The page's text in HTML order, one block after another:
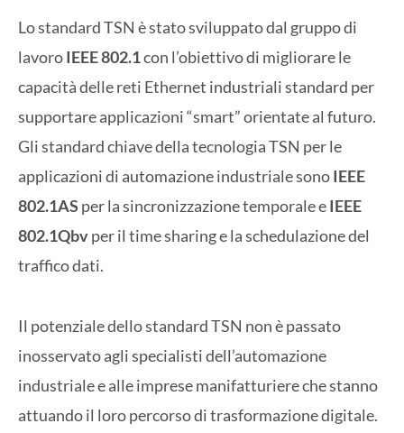
Lo standard TSN è stato sviluppato dal gruppo di
lavoroIEEE 802.1con l’obiettivo di migliorare le
capacità delle reti Ethernet industriali standard per
supportare applicazioni “smart” orientate al futuro.
Gli standard chiave della tecnologia TSN per le
applicazioni di automazione industriale sonoIEEE
802.1AS per la sincronizzazione temporale eIEEE
802.1Qbvper il time sharing e la schedulazione del
traffico dati.
Il potenziale dello standard TSN non è passato
inosservato agli specialisti dell’automazione
industriale e alle imprese manifatturiere che stanno
attuando il loro percorso di trasformazione digitale.